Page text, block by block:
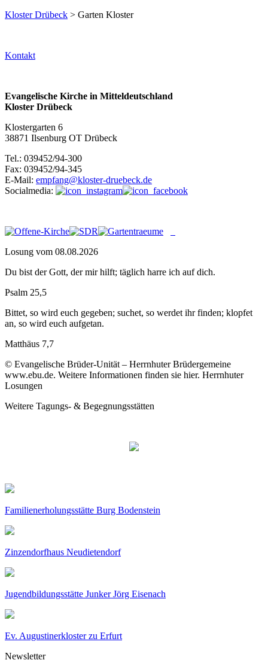
Kloster Drübeck > Garten Kloster
Kontakt
Evangelische Kirche in Mitteldeutschland
Kloster Drübeck
Klostergarten 6
38871 Ilsenburg OT Drübeck
Tel.: 039452/94-300
Fax: 039452/94-345
E-Mail: empfang@kloster-druebeck.de
Socialmedia:
Losung vom 08.08.2026
Du bist der Gott, der mir hilft; täglich harre ich auf dich.
Psalm 25,5
Bittet, so wird euch gegeben; suchet, so werdet ihr finden; klopfet
an, so wird euch aufgetan.
Matthäus 7,7
© Evangelische Brüder-Unität – Herrnhuter Brüdergemeine
www.ebu.de. Weitere Informationen finden sie hier. Herrnhuter
Losungen
Weitere Tagungs- & Begegnungsstätten
Familienerholungsstätte Burg Bodenstein
Zinzendorfhaus Neudietendorf
Jugendbildungsstätte Junker Jörg Eisenach
Ev. Augustinerkloster zu Erfurt
Newsletter